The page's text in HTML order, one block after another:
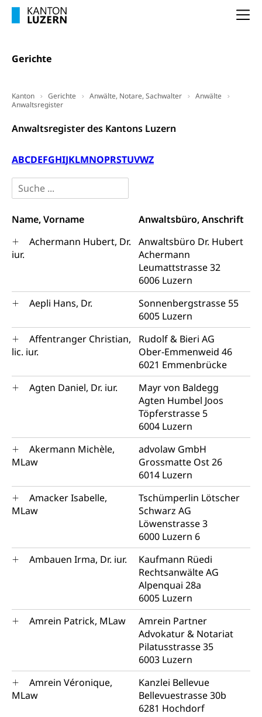
Gerichte
Kanton Gerichte Anwälte, Notare, Sachwalter
Anwälte
Anwaltsregister
Anwaltsregister des Kantons Luzern
ABCDEFGHIJKLMNOPRSTUVWZ
Name, Vorname
Anwaltsbüro, Anschrift
Achermann Hubert, Dr.
iur.
Anwaltsbüro Dr. Hubert
Achermann
Leumattstrasse 32
6006 Luzern
Aepli Hans, Dr.
Sonnenbergstrasse 55
6005 Luzern
Affentranger Christian,
lic. iur.
Rudolf & Bieri AG
Ober-Emmenweid 46
6021 Emmenbrücke
Agten Daniel, Dr. iur.
Mayr von Baldegg
Agten Humbel Joos
Töpferstrasse 5
6004 Luzern
Akermann Michèle,
MLaw
advolaw GmbH
Grossmatte Ost 26
6014 Luzern
Amacker Isabelle,
MLaw
Tschümperlin Lötscher
Schwarz AG
Löwenstrasse 3
6000 Luzern 6
Ambauen Irma, Dr. iur.
Kaufmann Rüedi
Rechtsanwälte AG
Alpenquai 28a
6005 Luzern
Amrein Patrick, MLaw
Amrein Partner
Advokatur & Notariat
Pilatusstrasse 35
6003 Luzern
Amrein Véronique,
MLaw
Kanzlei Bellevue
Bellevuestrasse 30b
6281 Hochdorf